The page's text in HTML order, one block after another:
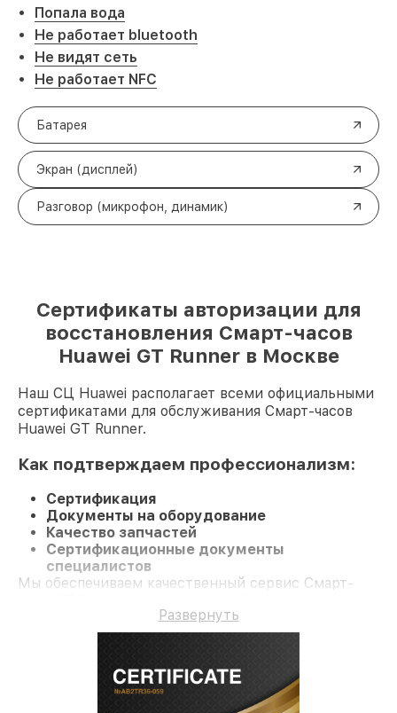
Попала вода
Не работает bluetooth
Не видят сеть
Не работает NFC
Батарея
Экран (дисплей)
Разговор (микрофон, динамик)
Сертификаты авторизации для
восстановления Смарт-часов
Huawei GT Runner в Москве
Наш СЦ Huawei располагает всеми официальными
сертификатами для обслуживания Смарт-часов
Huawei GT Runner.
Как подтверждаем профессионализм:
Сертификация
Документы на оборудование
Качество запчастей
Сертификационные документы
специалистов
Мы обеспечиваем качественный сервис Смарт-
Развернуть